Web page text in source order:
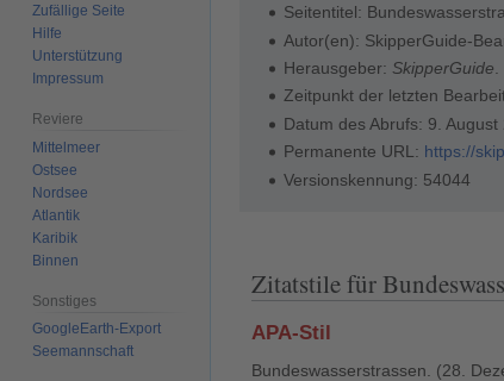
Seitentitel:
Autor(en): SkipperGuide-
Herausgeber: SkipperGuide
Zeitpunkt der letzten
Datum des Abrufs: 9.
Permanente URL: https://
Versionskennung: 54044
Zitatstile für
APA-Stil
Bundeswasserstrassen. (28.
Zufällige Seite
Hilfe
Unterstützung
Impressum
Reviere
Mittelmeer
Ostsee
Nordsee
Atlantik
Karibik
Binnen
Sonstiges
GoogleEarth-Export
Seemannschaft